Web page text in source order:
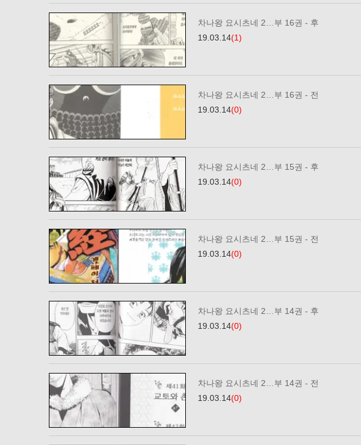
차나왕 요시츠네 2…부 16권 - 후
19.03.14(1)
차나왕 요시츠네 2…부 16권 - 전
19.03.14(0)
차나왕 요시츠네 2…부 15권 - 후
19.03.14(0)
차나왕 요시츠네 2…부 15권 - 전
19.03.14(0)
차나왕 요시츠네 2…부 14권 - 후
19.03.14(0)
차나왕 요시츠네 2…부 14권 - 전
19.03.14(0)